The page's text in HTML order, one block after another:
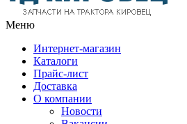
Меню
Интернет-магазин
Каталоги
Прайс-лист
Доставка
О компании
Новости